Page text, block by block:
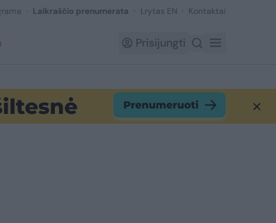
Laikraščio prenumerata Lrytas EN Kontaktai
Prisijungti